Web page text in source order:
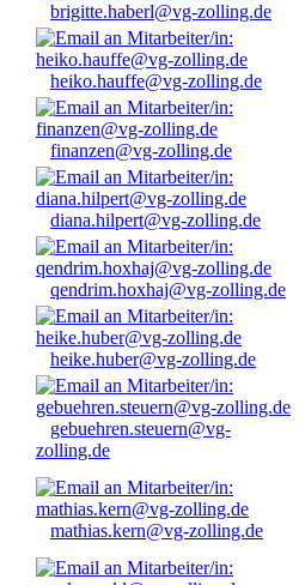
brigitte.haberl@vg-zolling.de
heiko.hauffe@vg-zolling.de
finanzen@vg-zolling.de
diana.hilpert@vg-zolling.de
qendrim.hoxhaj@vg-zolling.de
heike.huber@vg-zolling.de
gebuehren.steuern@vg-
zolling.de
mathias.kern@vg-zolling.de